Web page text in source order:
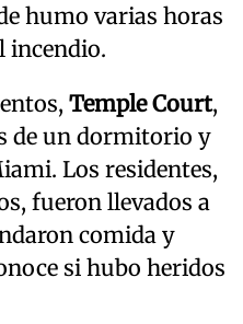
humo varias horas
incendio.
Temple Court,
de un dormitorio y
Los residentes,
fueron llevados a
comida y
si hubo heridos